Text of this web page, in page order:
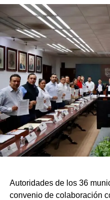
Autoridades de los 36
convenio de colaboración